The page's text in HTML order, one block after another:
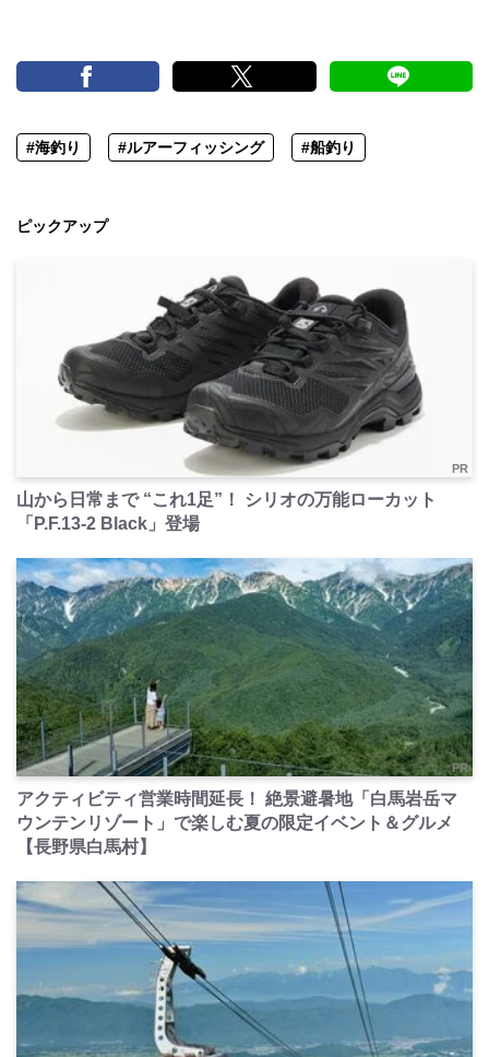
#海釣り #ルアーフィッシング #船釣り
ピックアップ
PR
山から日常まで “これ1足”！ シリオの万能ローカット
「P.F.13-2 Black」登場
PR
アクティビティ営業時間延長！ 絶景避暑地「白馬岩岳マ
ウンテンリゾート」で楽しむ夏の限定イベント＆グルメ
【長野県白馬村】